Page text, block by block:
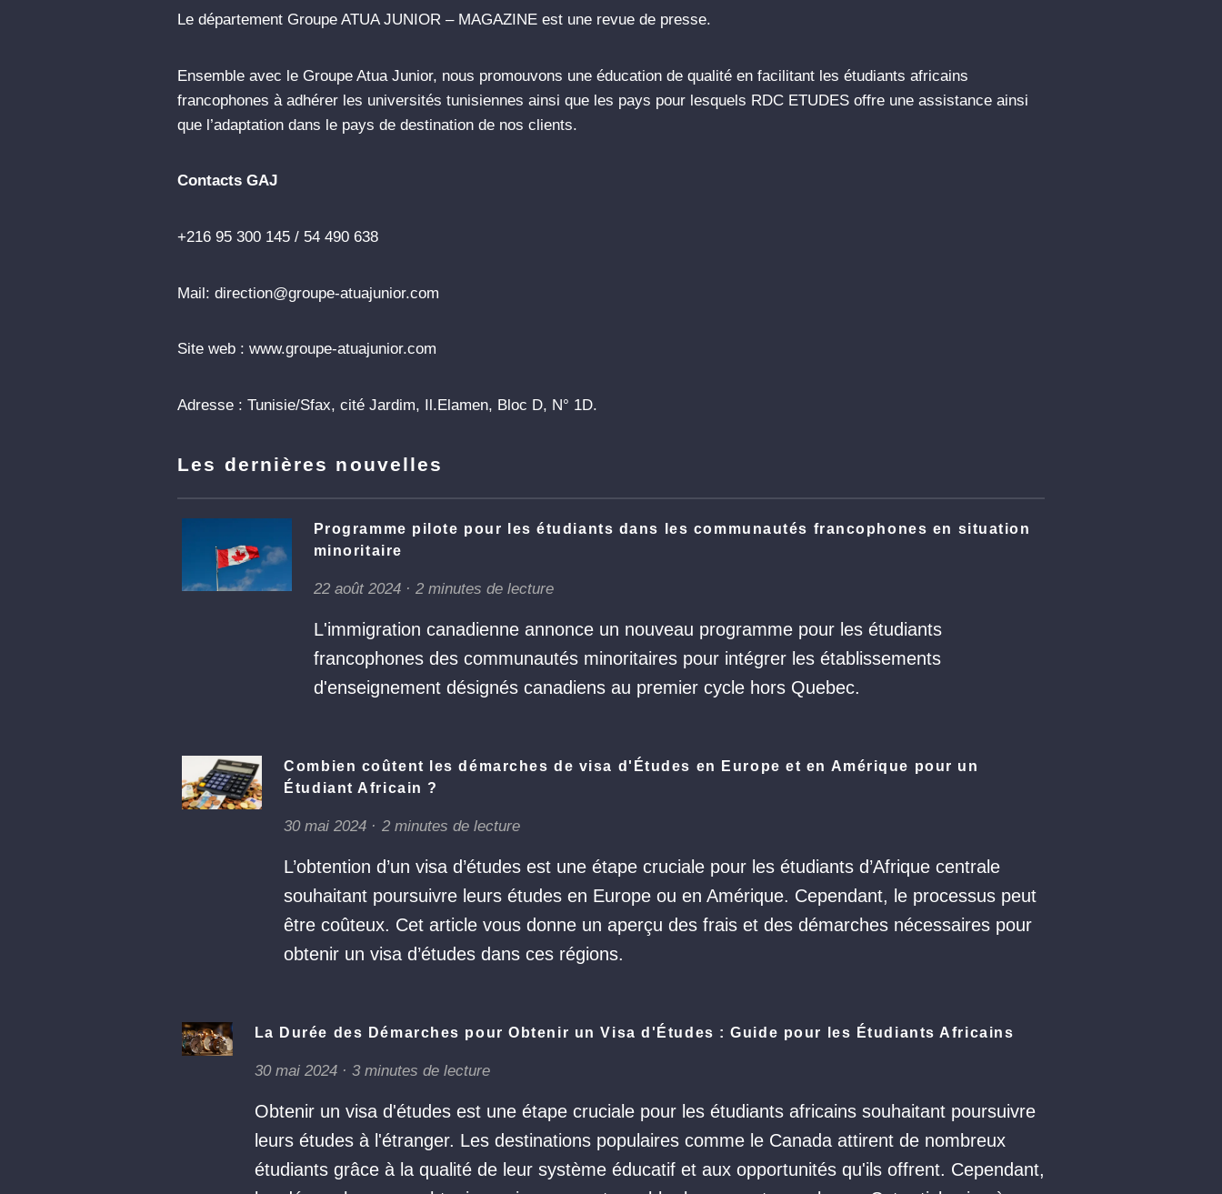
Le département Groupe ATUA JUNIOR – MAGAZINE est une revue de presse.
Ensemble avec le Groupe Atua Junior, nous promouvons une éducation de qualité en facilitant les étudiants africains
francophones à adhérer les universités tunisiennes ainsi que les pays pour lesquels RDC ETUDES offre une assistance ainsi
que l’adaptation dans le pays de destination de nos clients.
Contacts GAJ
+216 95 300 145 / 54 490 638
Mail: direction@groupe-atuajunior.com
Site web : www.groupe-atuajunior.com
Adresse : Tunisie/Sfax, cité Jardim, Il.Elamen, Bloc D, N° 1D.
Les dernières nouvelles
Programme pilote pour les étudiants dans les communautés francophones en situation
minoritaire
22 août 2024 2 minutes de lecture
L'immigration canadienne annonce un nouveau programme pour les étudiants
francophones des communautés minoritaires pour intégrer les établissements
d'enseignement désignés canadiens au premier cycle hors Quebec.
Combien coûtent les démarches de visa d'Études en Europe et en Amérique pour un
Étudiant Africain ?
30 mai 2024 2 minutes de lecture
L’obtention d’un visa d’études est une étape cruciale pour les étudiants d’Afrique centrale
souhaitant poursuivre leurs études en Europe ou en Amérique. Cependant, le processus peut
être coûteux. Cet article vous donne un aperçu des frais et des démarches nécessaires pour
obtenir un visa d’études dans ces régions.
La Durée des Démarches pour Obtenir un Visa d'Études : Guide pour les Étudiants Africains
30 mai 2024 3 minutes de lecture
Obtenir un visa d'études est une étape cruciale pour les étudiants africains souhaitant poursuivre
leurs études à l'étranger. Les destinations populaires comme le Canada attirent de nombreux
étudiants grâce à la qualité de leur système éducatif et aux opportunités qu'ils offrent. Cependant,